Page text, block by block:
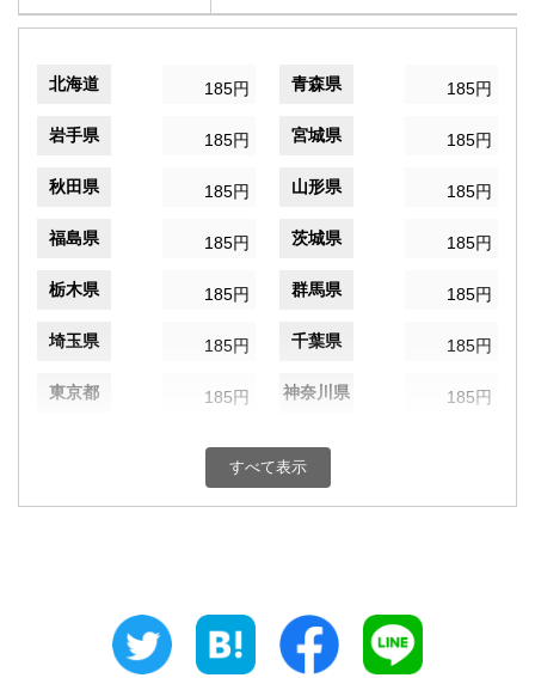
北海道 185円 青森県 185円
岩手県 185円 宮城県 185円
秋田県 185円 山形県 185円
福島県 185円 茨城県 185円
栃木県 185円 群馬県 185円
埼玉県 185円 千葉県 185円
東京都 185円 神奈川県 185円
185円 富山県
185円 三重県
すべて表示